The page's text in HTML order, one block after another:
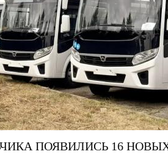
ПОЯВИЛИСЬ 16